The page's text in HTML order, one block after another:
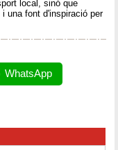
local, sinó que
una font d'inspiració per
WhatsApp